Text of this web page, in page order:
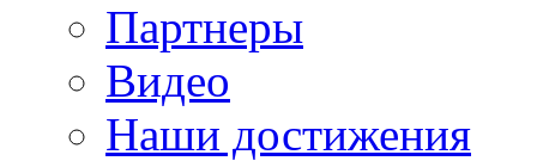
Партнеры
Видео
Наши достижения